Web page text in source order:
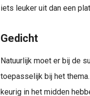
iets leuker uit dan een
Gedicht
Natuurlijk moet er bij de
toepasselijk bij het
keurig in het midden